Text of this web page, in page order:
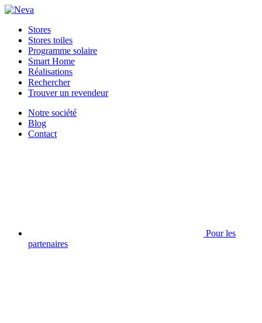
Stores
Stores toiles
Programme solaire
Smart Home
Réalisations
Rechercher
Trouver un revendeur
Notre société
Blog
Contact
Pour les
partenaires